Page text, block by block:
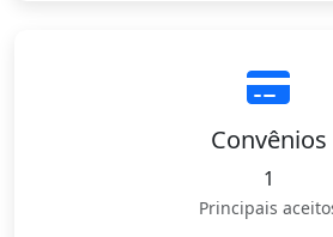
Convênios
1
Principais